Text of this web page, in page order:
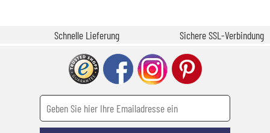
Schnelle Lieferung Sichere SSL-Verbindung